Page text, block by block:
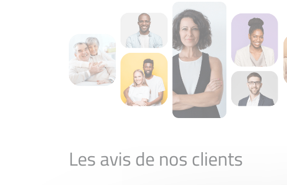
Les avis de nos clients